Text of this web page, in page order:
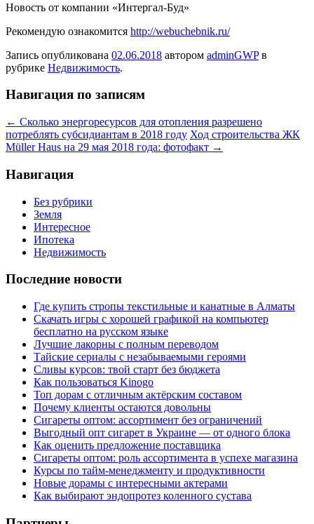
Новость от компании «Интергал-Буд»
Рекомендую ознакомится http://webuchebnik.ru/
Запись опубликована 02.06.2018 автором adminGWPв
рубрике Недвижимость.
Навигация по записям
← Сколько энергоресурсов для отопления разрешено
потреблять субсидиантам в 2018 году Ход строительства ЖК
Müller Haus на 29 мая 2018 года: фотофакт →
Навигация
Без рубрики
Земля
Интересное
Ипотека
Недвижимость
Последние новости
Где купить стропы текстильные и канатные в Алматы
Скачать игры с хорошей графикой на компьютер
бесплатно на русском языке
Лучшие лакорны с полным переводом
Тайские сериалы с незабываемыми героями
Сливы курсов: твой старт без бюджета
Как пользоваться Kinogo
Топ дорам с отличным актёрским составом
Почему клиенты остаются довольны
Сигареты оптом: ассортимент без ограничений
Выгодный опт сигарет в Украине — от одного блока
Как оценить предложение поставщика
Сигареты оптом: роль ассортимента в успехе магазина
Курсы по тайм-менеджменту и продуктивности
Новые дорамы с интересными актерами
Как выбирают эндопротез коленного сустава